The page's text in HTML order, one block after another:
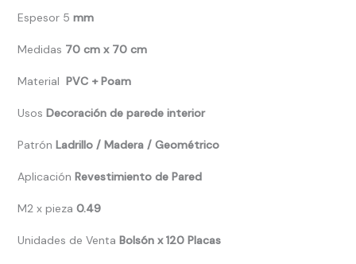
Espesor 5 mm
Medidas 70 cm x 70 cm
Material PVC + Poam
Usos Decoración de parede interior
Patrón Ladrillo / Madera / Geométrico
Aplicación Revestimiento de Pared
M2 x pieza 0.49
Unidades de Venta Bolsón x 120 Placas